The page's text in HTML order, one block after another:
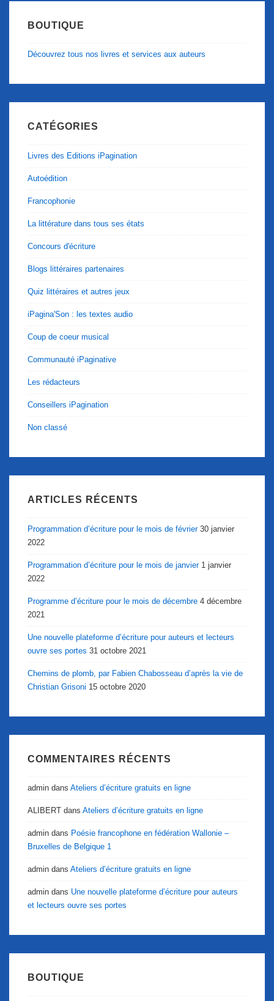
BOUTIQUE
Découvrez tous nos livres et services aux auteurs
CATÉGORIES
Livres des Editions iPagination
Autoédition
Francophonie
La littérature dans tous ses états
Concours d'écriture
Blogs littéraires partenaires
Quiz littéraires et autres jeux
iPagina'Son : les textes audio
Coup de coeur musical
Communauté iPaginative
Les rédacteurs
Conseillers iPagination
Non classé
ARTICLES RÉCENTS
Programmation d’écriture pour le mois de février 30 janvier
2022
Programmation d’écriture pour le mois de janvier 1 janvier
2022
Programme d’écriture pour le mois de décembre 4 décembre
2021
Une nouvelle plateforme d’écriture pour auteurs et lecteurs
ouvre ses portes 31 octobre 2021
Chemins de plomb, par Fabien Chabosseau d’après la vie de
Christian Grisoni 15 octobre 2020
COMMENTAIRES RÉCENTS
admin dans Ateliers d’écriture gratuits en ligne
ALIBERT dans Ateliers d’écriture gratuits en ligne
admin dans Poésie francophone en fédération Wallonie –
Bruxelles de Belgique 1
admin dans Ateliers d’écriture gratuits en ligne
admin dans Une nouvelle plateforme d’écriture pour auteurs
et lecteurs ouvre ses portes
BOUTIQUE